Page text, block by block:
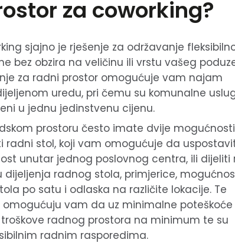
za coworking?
sjajno je rješenje za održavanje
bez obzira na veličinu ili vrstu vašeg
za radni prostor omogućuje vam najam
uredu, pri čemu su komunalne
u jednu jedinstvenu cijenu.
prostoru često imate dvije
radni stol, koji vam omogućuje da
unutar jednog poslovnog centra, ili dijeliti
dijeljenja radnog stola, primjerice,
po satu i odlaska na različite lokacije. Te
omogućuju vam da uz minimalne poteškoće
radnog prostora na minimum te su
radnim rasporedima.